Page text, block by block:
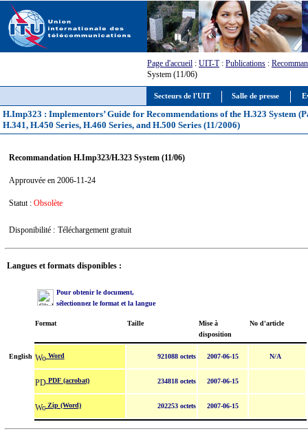
Secteurs de l'UIT Salle de presse
Page d'accueil : UIT-T: Publications :
System (11/06)
H.Imp323 : Implementors’ Guide for Recommendations of the H.323 System
H.341, H.450 Series, H.460 Series, and H.500 Series (11/2006)
Recommandation H.Imp323/H.323 System (11/06)
Approuvée en 2006-11-24
Statut : Obsolète
Disponibilité : Téléchargement gratuit
Langues et formats disponibles :
Pour obtenir le document,
sélectionnez le format et la langue
Format Taille
Mise à
disposition
No d'article
English Word 921088 octets 2007-06-15 N/A
PDF (acrobat) 234818 octets 2007-06-15
Zip (Word) 202253 octets 2007-06-15